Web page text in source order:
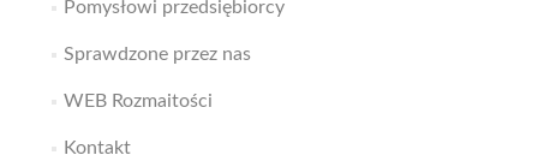
Pomysłowi przedsiębiorcy
Sprawdzone przez nas
WEB Rozmaitości
Kontakt